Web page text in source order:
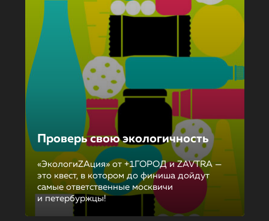
Проверь свою экологичность
«ЭкологиZAция» от +1ГОРОД и ZAVTRA —
это квест, в котором до финиша дойдут
самые ответственные москвичи
и петербуржцы!